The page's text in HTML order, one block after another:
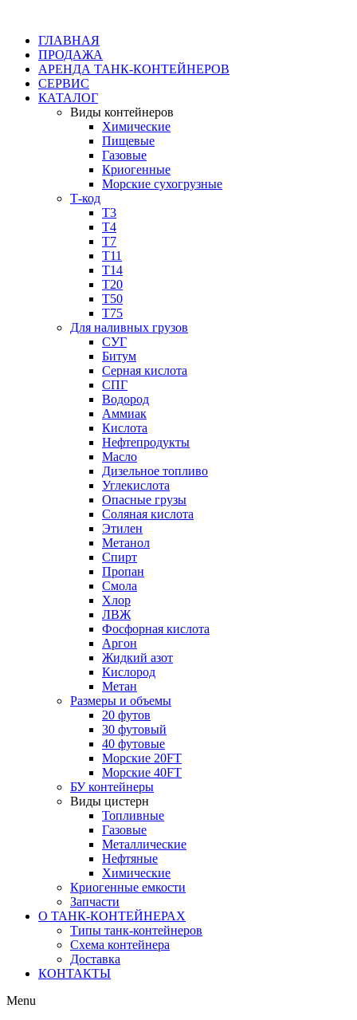
ГЛАВНАЯ
ПРОДАЖА
АРЕНДА ТАНК-КОНТЕЙНЕРОВ
СЕРВИС
КАТАЛОГ
Виды контейнеров
Химические
Пищевые
Газовые
Криогенные
Морские сухогрузные
Т-код
Т3
Т4
Т7
Т11​
Т14
Т20
Т50
Т75
Для наливных грузов
СУГ
Битум
Серная кислота
СПГ
Водород
Аммиак
Кислота
Нефтепродукты
Масло
Дизельное топливо
Углекислота
Опасные грузы
Соляная кислота
Этилен
Метанол
Спирт
Пропан
Смола
Хлор
ЛВЖ
Фосфорная кислота
Аргон
Жидкий азот
Кислород
Метан
Размеры и объемы
20 футов
30 футовый
40 футовые
Морские 20FT
Морские 40FT
БУ контейнеры
Виды цистерн
Топливные
Газовые
Металлические
Нефтяные
Химические
Криогенные емкости
Запчасти
О ТАНК-КОНТЕЙНЕРАХ
Типы танк-контейнеров
Схема контейнера
Доставка
КОНТАКТЫ
Menu